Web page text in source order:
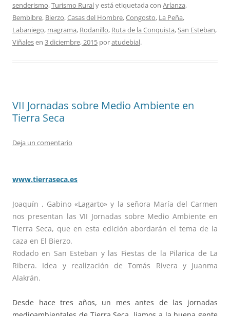
senderismo,Turismo Ruraly está etiquetada con Arlanza,
Bembibre, Bierzo,Casas del Hombre,Congosto, La Peña,
Labaniego, magrama, Rodanillo, Ruta de la Conquista,San Esteban,
Viñalesen 3 diciembre, 2015 poratudebial.
VII Jornadas sobre Medio Ambiente en
Tierra Seca
Deja un comentario
www.tierraseca.es
Joaquín , Gabino «Lagarto» y la señora María del Carmen
nos presentan las VII Jornadas sobre Medio Ambiente en
Tierra Seca, que en esta edición abordarán el tema de la
caza en El Bierzo.
Rodado en San Esteban y las Fiestas de la Pilarica de La
Ribera. Idea y realización de Tomás Rivera y Juanma
Alakrán.
Desde hace tres años, un mes antes de las jornadas